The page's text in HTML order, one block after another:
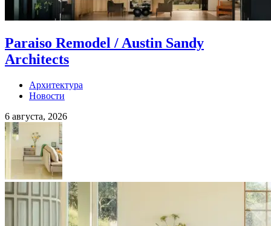
Paraiso Remodel / Austin Sandy
Architects
Архитектура
Новости
6 августа, 2026